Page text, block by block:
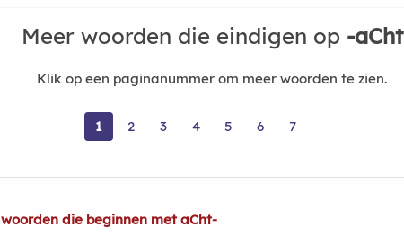
Meer woorden die eindigen op -aCht
Klik op een paginanummer om meer woorden te zien.
1 2 3 4 5 6 7
woorden die beginnen met aCht-